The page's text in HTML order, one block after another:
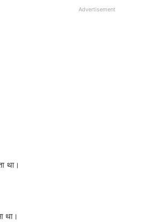
Advertisement
था।
था।